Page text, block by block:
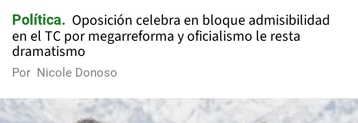
Política
Oposición celebra en bloque admisibilidad
en el TC por megarreforma y oficialismo le resta
dramatismo
Por Nicole Donoso